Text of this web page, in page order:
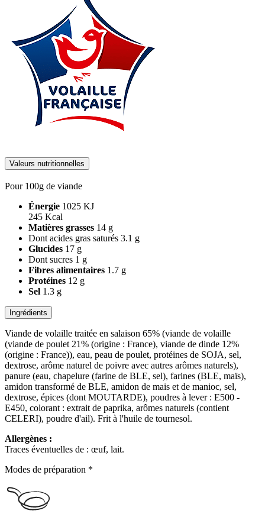
Valeurs nutritionnelles
Pour 100g de viande
Énergie 1025 KJ
245 Kcal
Matières grasses 14 g
Dont acides gras saturés 3.1 g
Glucides 17 g
Dont sucres 1 g
Fibres alimentaires 1.7 g
Protéines 12 g
Sel 1.3 g
Ingrédients
Viande de volaille traitée en salaison 65% (viande de volaille
(viande de poulet 21% (origine : France), viande de dinde 12%
(origine : France)), eau, peau de poulet, protéines de SOJA, sel,
dextrose, arôme naturel de poivre avec autres arômes naturels),
panure (eau, chapelure (farine de BLE, sel), farines (BLE, maïs),
amidon transformé de BLE, amidon de mais et de manioc, sel,
dextrose, épices (dont MOUTARDE), poudres à lever : E500 -
E450, colorant : extrait de paprika, arômes naturels (contient
CELERI), poudre d'ail). Frit à l'huile de tournesol.
Allergènes :
Traces éventuelles de : œuf, lait.
Modes de préparation *